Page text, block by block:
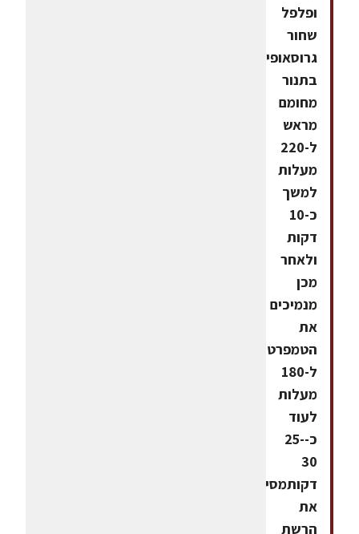
ופלפל
שחור
גרוסאופים
בתנור
מחומם
מראש
ל-220
מעלות
למשך
כ-10
דקות
ולאחר
מכן
מנמיכים
את
הטמפרטורה
ל-180
מעלות
לעוד
כ-25-
30
דקותמסירים
את
הרשת